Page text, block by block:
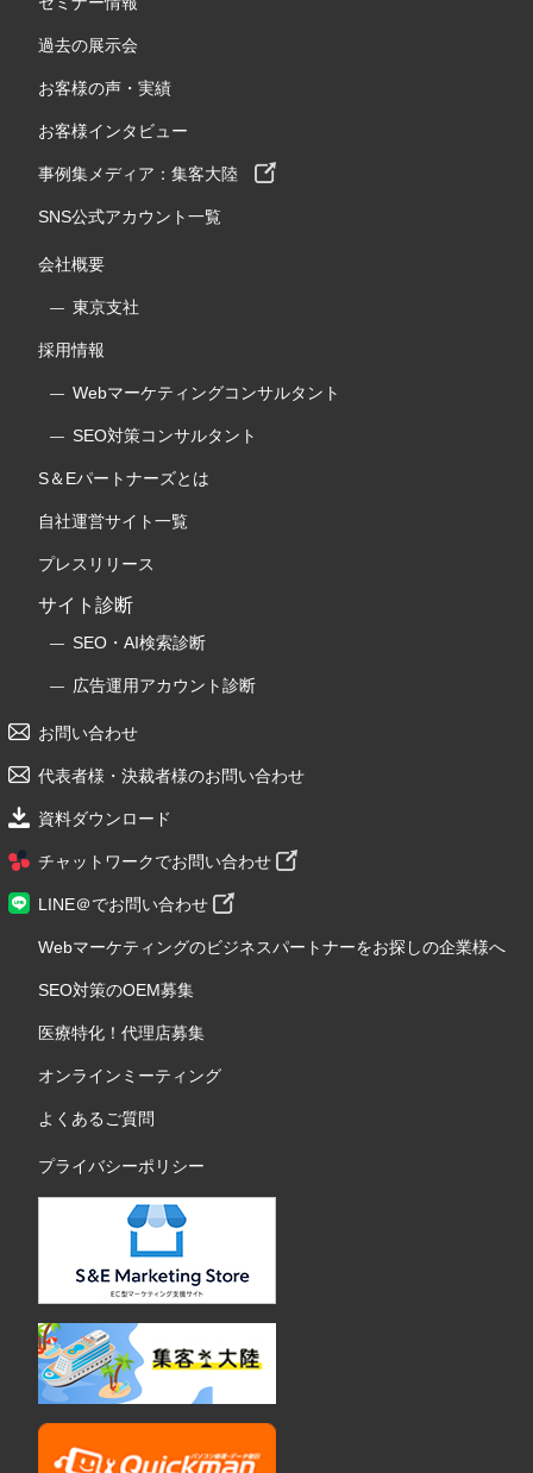
過去の展示会
お客様の声・実績
お客様インタビュー
事例集メディア：集客大陸
SNS公式アカウント一覧
会社概要
東京支社
採用情報
Webマーケティングコンサルタント
SEO対策コンサルタント
S＆Eパートナーズとは
自社運営サイト一覧
プレスリリース
サイト診断
SEO・AI検索診断
広告運用アカウント診断
お問い合わせ
代表者様・決裁者様のお問い合わせ
資料ダウンロード
チャットワークでお問い合わせ
LINE＠でお問い合わせ
Webマーケティングのビジネスパートナーをお探しの企業様へ
SEO対策のOEM募集
医療特化！代理店募集
オンラインミーティング
よくあるご質問
プライバシーポリシー